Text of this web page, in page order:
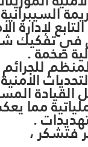
لإدارة
في تفكيك
ضخمة .
مما.
فتشكر ،